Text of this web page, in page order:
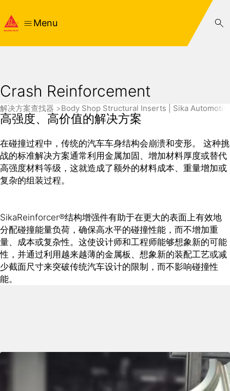
Menu
Crash Reinforcement
解决方案查找器 Body Shop Structural Inserts | Sika
高强度、高价值的解决方案
在碰撞过程中，传统的汽车车身结构会崩溃和变形。 这种挑
战的标准解决方案通常利用金属加固、增加材料厚度或替代
高强度材料等级，这就造成了额外的材料成本、重量增加或
复杂的组装过程。
SikaReinforcer®结构增强件有助于在更大的表面上有效地
分配碰撞能量负荷，确保高水平的碰撞性能，而不增加重
量、成本或复杂性。这使设计师和工程师能够想象新的可能
性，并通过利用越来越薄的金属板、想象新的装配工艺或减
少截面尺寸来突破传统汽车设计的限制，而不影响碰撞性
能。